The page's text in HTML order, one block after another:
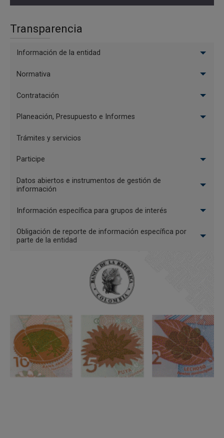
Transparencia
Información de la entidad
Normativa
Contratación
Planeación, Presupuesto e Informes
Trámites y servicios
Participe
Datos abiertos e instrumentos de gestión de
información
Información específica para grupos de interés
Obligación de reporte de información específica por
parte de la entidad